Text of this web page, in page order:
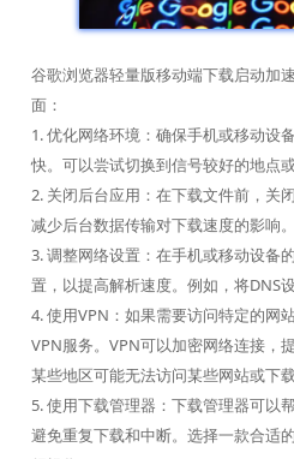
谷歌浏览器轻量版移动端下载启动加
面：
1. 优化网络环境：确保手机或移动设
快。可以尝试切换到信号较好的地点
2. 关闭后台应用：在下载文件前，关
减少后台数据传输对下载速度的影响。
3. 调整网络设置：在手机或移动设备
置，以提高解析速度。例如，将DNS设
4. 使用VPN：如果需要访问特定的网
VPN服务。VPN可以加密网络连接，
某些地区可能无法访问某些网站或下载
5. 使用下载管理器：下载管理器可以
避免重复下载和中断。选择一款合适